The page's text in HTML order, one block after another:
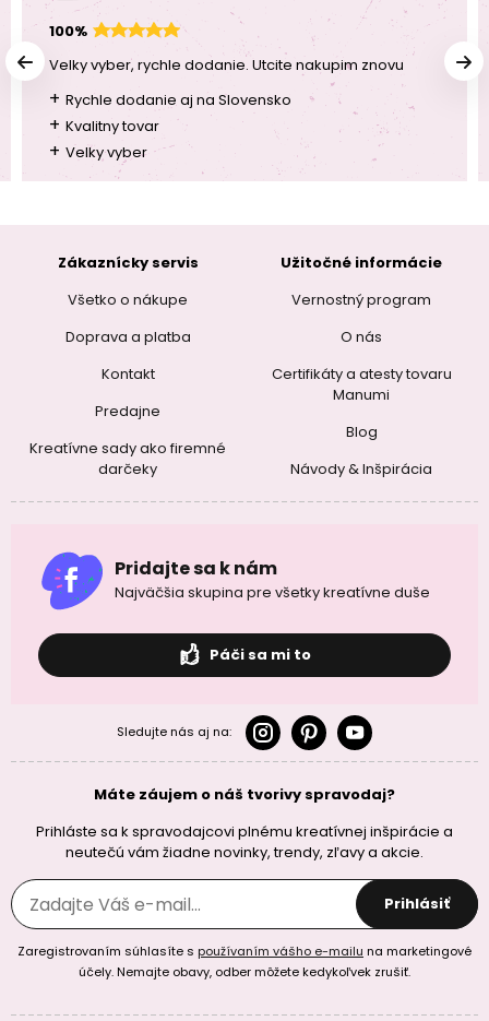
100%
Velky vyber, rychle dodanie. Utcite nakupim znovu
+ Rychle dodanie aj na Slovensko
+ Kvalitny tovar
+ Velky vyber
Zákaznícky servis
Všetko o nákupe
Doprava a platba
Kontakt
Predajne
Kreatívne sady ako firemné
darčeky
Užitočné informácie
Vernostný program
O nás
Certifikáty a atesty tovaru
Manumi
Blog
Návody & Inšpirácia
Pridajte sa k nám
Najväčšia skupina pre všetky kreatívne duše
Páči sa mi to
Sledujte nás aj na:
Máte záujem o náš tvorivy spravodaj?
Prihláste sa k spravodajcovi plnému kreatívnej inšpirácie a
neutečú vám žiadne novinky, trendy, zľavy a akcie.
Prihlásiť
Zaregistrovaním súhlasíte s používaním vášho e-mailu na marketingové
účely. Nemajte obavy, odber môžete kedykoľvek zrušiť.